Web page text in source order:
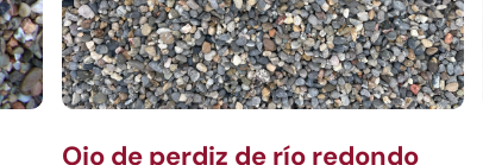
Ojo de perdiz de río redondo